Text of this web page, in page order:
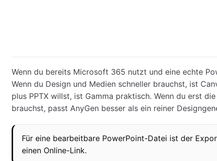
Wenn du bereits Microsoft 365 nutzt und eine echte
Wenn du Design und Medien schneller brauchst, ist
plus PPTX willst, ist Gamma praktisch. Wenn du erst
brauchst, passt AnyGen besser als ein reiner
Für eine bearbeitbare PowerPoint-Datei ist der
einen Online-Link.